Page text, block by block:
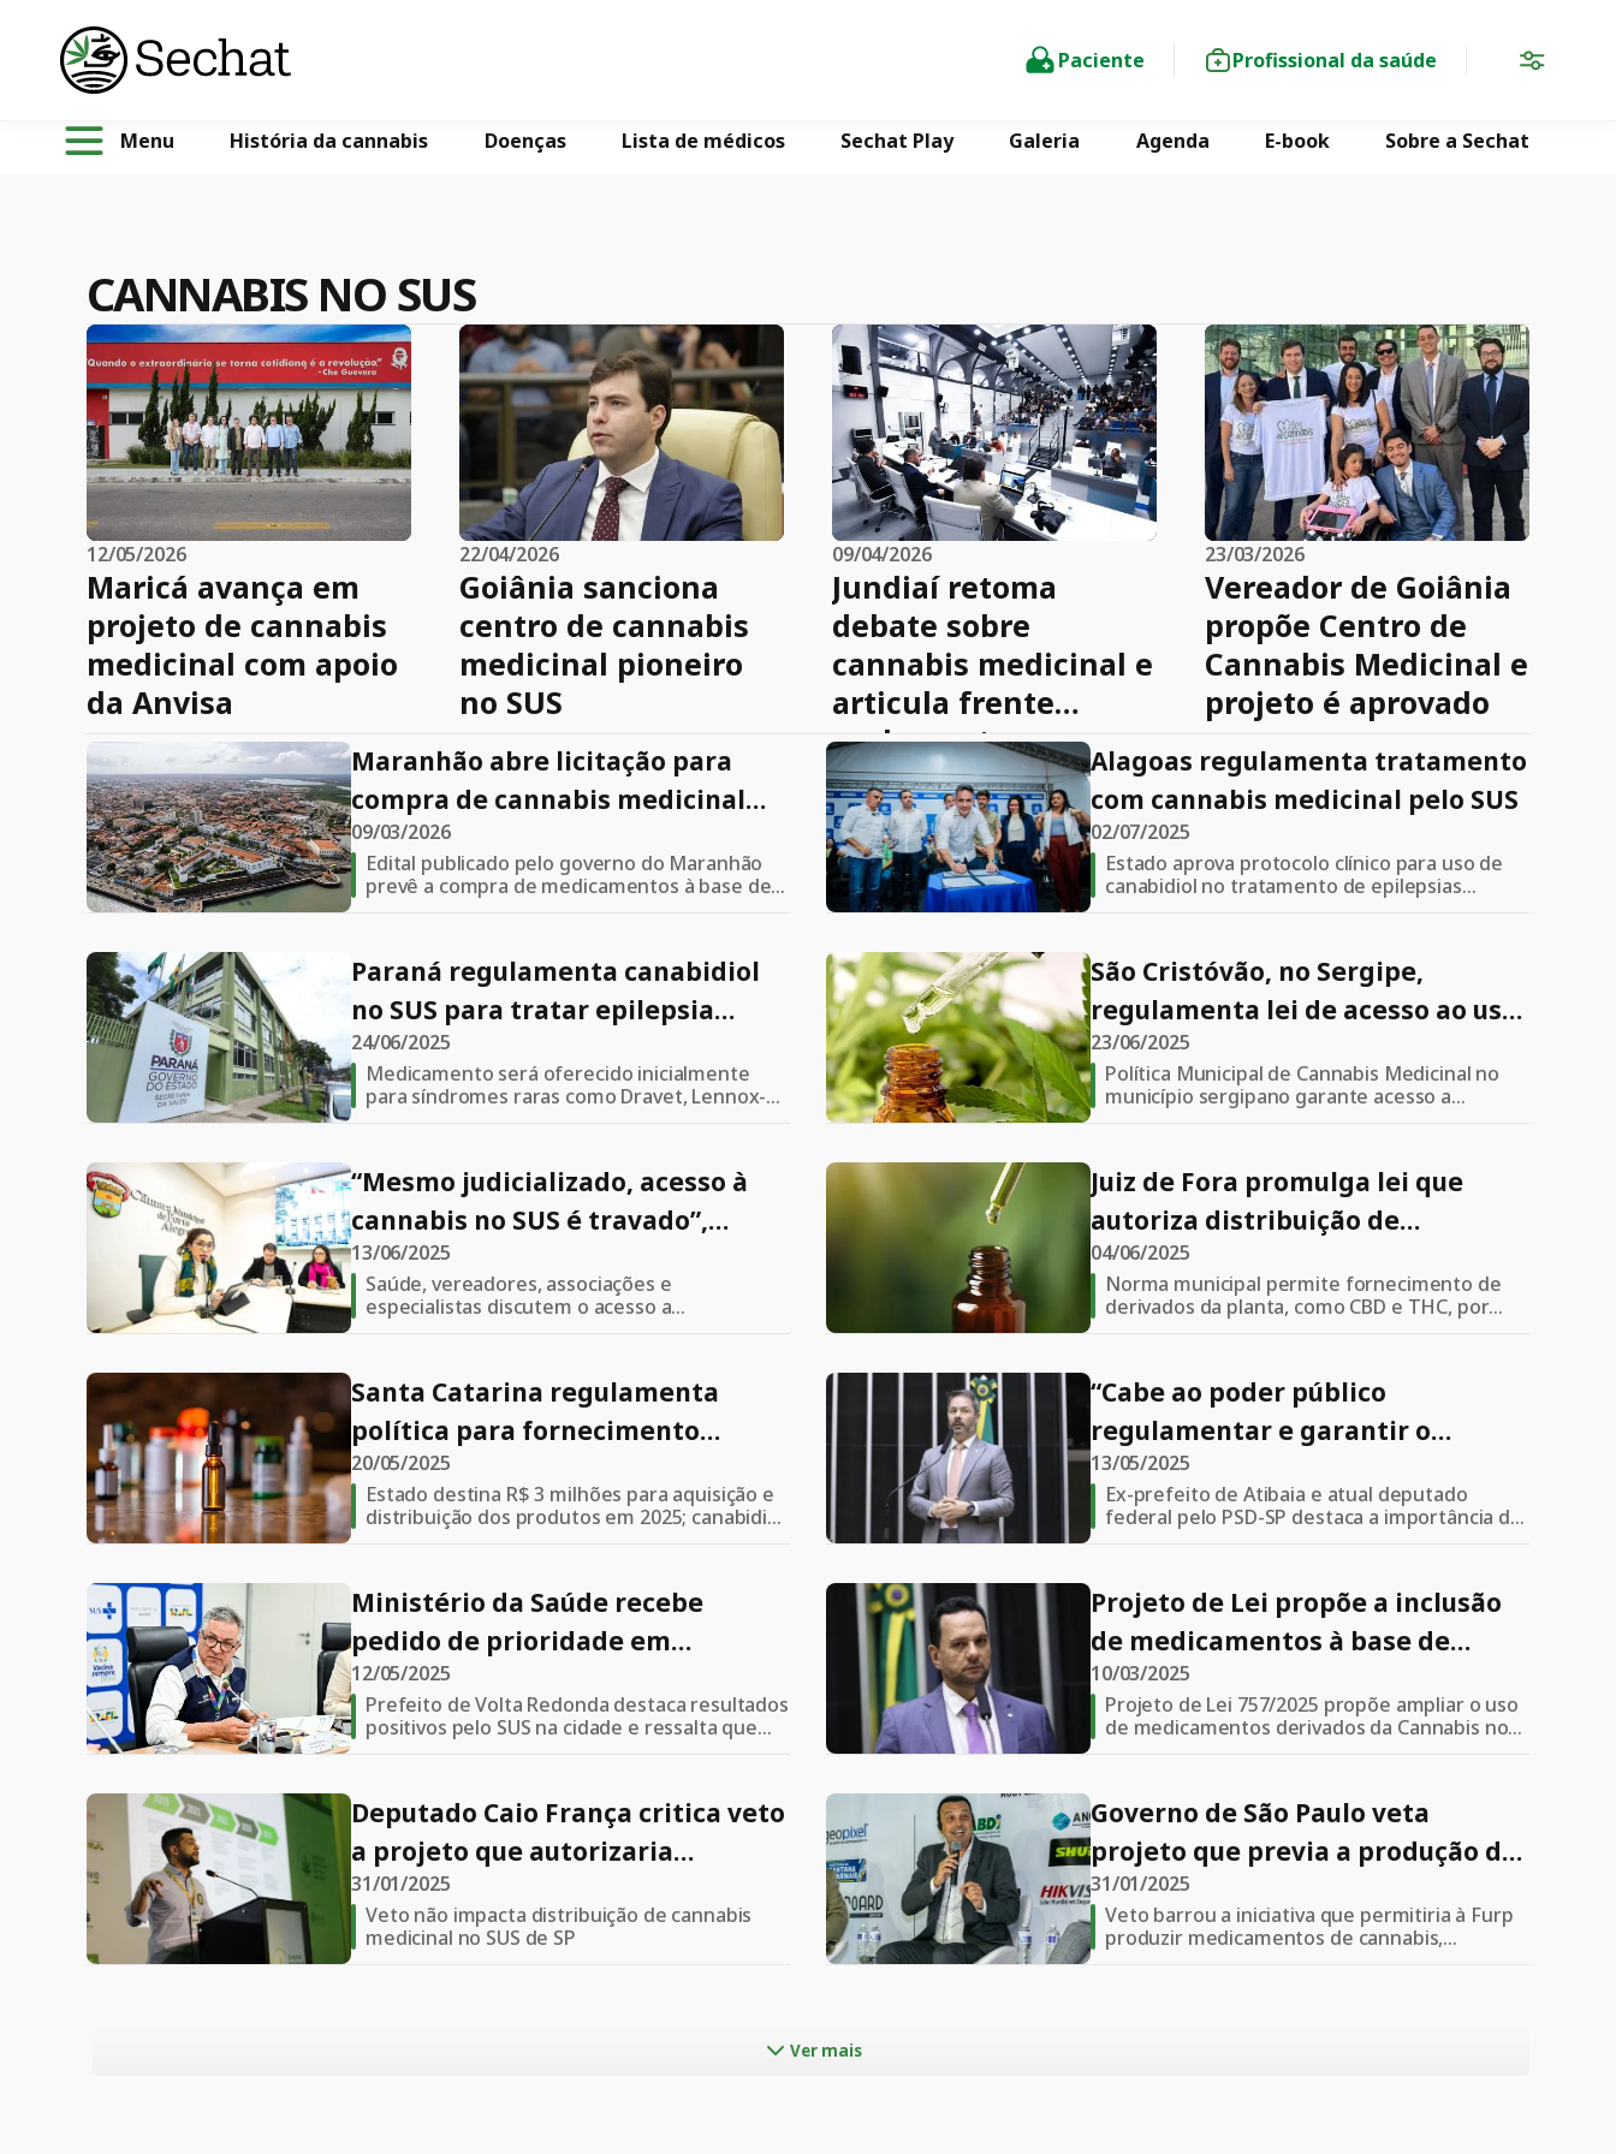
Paciente Profissional da saúde
Menu História da cannabis Doenças Lista de médicos Sechat Play Galeria Agenda E-book Sobre a Sechat
CANNABIS NO SUS
12/05/2026
Maricá avança em
projeto de cannabis
medicinal com apoio
da Anvisa
22/04/2026
Goiânia sanciona
centro de cannabis
medicinal pioneiro
no SUS
09/04/2026
Jundiaí retoma
debate sobre
cannabis medicinal e
articula frente
parlamentar
23/03/2026
Vereador de Goiânia
propõe Centro de
Cannabis Medicinal e
projeto é aprovado
Maranhão abre licitação para
compra de cannabis medicinal
para epilepsia infantil
09/03/2026
Edital publicado pelo governo do Maranhão
prevê a compra de medicamentos à base de
Alagoas regulamenta tratamento
com cannabis medicinal pelo SUS
02/07/2025
Estado aprova protocolo clínico para uso de
canabidiol no tratamento de epilepsias
Paraná regulamenta canabidiol
no SUS para tratar epilepsia
refratária
24/06/2025
Medicamento será oferecido inicialmente
para síndromes raras como Dravet, Lennox-
São Cristóvão, no Sergipe,
regulamenta lei de acesso ao uso
medicinal da cannabis no SUS
23/06/2025
Política Municipal de Cannabis Medicinal no
município sergipano garante acesso a
“Mesmo judicializado, acesso à
cannabis no SUS é travado”,
alerta representante da Saúde de
Porto Alegre
13/06/2025
Saúde, vereadores, associações e
especialistas discutem o acesso a
Juiz de Fora promulga lei que
autoriza distribuição de
medicamentos à base de
cannabis
04/06/2025
Norma municipal permite fornecimento de
derivados da planta, como CBD e THC, por
Santa Catarina regulamenta
política para fornecimento
gratuito de medicamentos à base
de cannabis
20/05/2025
Estado destina R$ 3 milhões para aquisição e
distribuição dos produtos em 2025; canabidiol
“Cabe ao poder público
regulamentar e garantir o
acesso”, afirma o deputado Saulo
Pedroso sobre cannabis
13/05/2025
Ex-prefeito de Atibaia e atual deputado
federal pelo PSD-SP destaca a importância de
Ministério da Saúde recebe
pedido de prioridade em
regulamentação de tratamento
com canabidiol
12/05/2025
Prefeito de Volta Redonda destaca resultados
positivos pelo SUS na cidade e ressalta que
Projeto de Lei propõe a inclusão
de medicamentos à base de
Cannabis no SUS em todo o Brasil
10/03/2025
Projeto de Lei 757/2025 propõe ampliar o uso
de medicamentos derivados da Cannabis no
Deputado Caio França critica veto
a projeto que autorizaria
produção de medicamentos à
base de cannabis pela FURP
31/01/2025
Veto não impacta distribuição de cannabis
medicinal no SUS de SP
Governo de São Paulo veta
projeto que previa a produção de
medicamentos à base de
cannabis produzidos pela
31/01/2025
Veto barrou a iniciativa que permitiria à Furp
produzir medicamentos de cannabis,
Ver mais